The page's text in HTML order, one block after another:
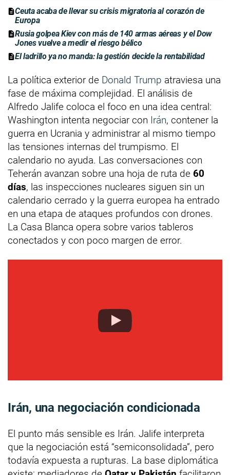
Ceuta acaba de llevar su crisis migratoria al corazón de
Europa
Rusia golpea Kiev con más de 140 armas aéreas y el Dow
Jones vuelve a medir el riesgo bélico
El ladrillo ya no manda: la gestión decide la rentabilidad
La política exterior de Donald Trump atraviesa una
fase de máxima complejidad. El análisis de
Alfredo Jalife coloca el foco en una idea central:
Washington intenta negociar con Irán, contener la
guerra en Ucrania y administrar al mismo tiempo
las tensiones internas del trumpismo. El
calendario no ayuda. Las conversaciones con
Teherán avanzan sobre una hoja de ruta de 60
días, las inspecciones nucleares siguen sin un
calendario cerrado y la guerra europea ha entrado
en una etapa de ataques profundos con drones.
La Casa Blanca opera sobre varios tableros
conectados y con poco margen de error.
Irán, una negociación condicionada
El punto más sensible es Irán. Jalife interpreta
que la negociación está “semiconsolidada”, pero
todavía expuesta a rupturas. La base diplomática